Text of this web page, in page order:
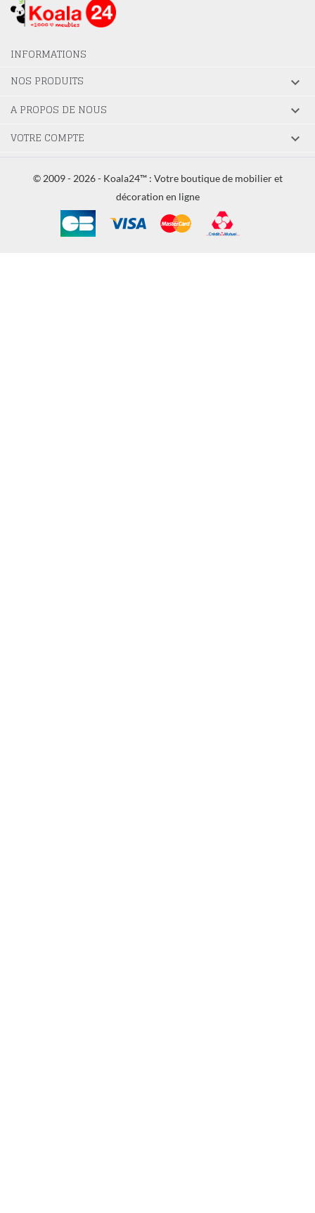
INFORMATIONS
NOS PRODUITS

A PROPOS DE NOUS 
VOTRE COMPTE 
© 2009 - 2026 - Koala24™ : Votre boutique de mobilier et
décoration en ligne